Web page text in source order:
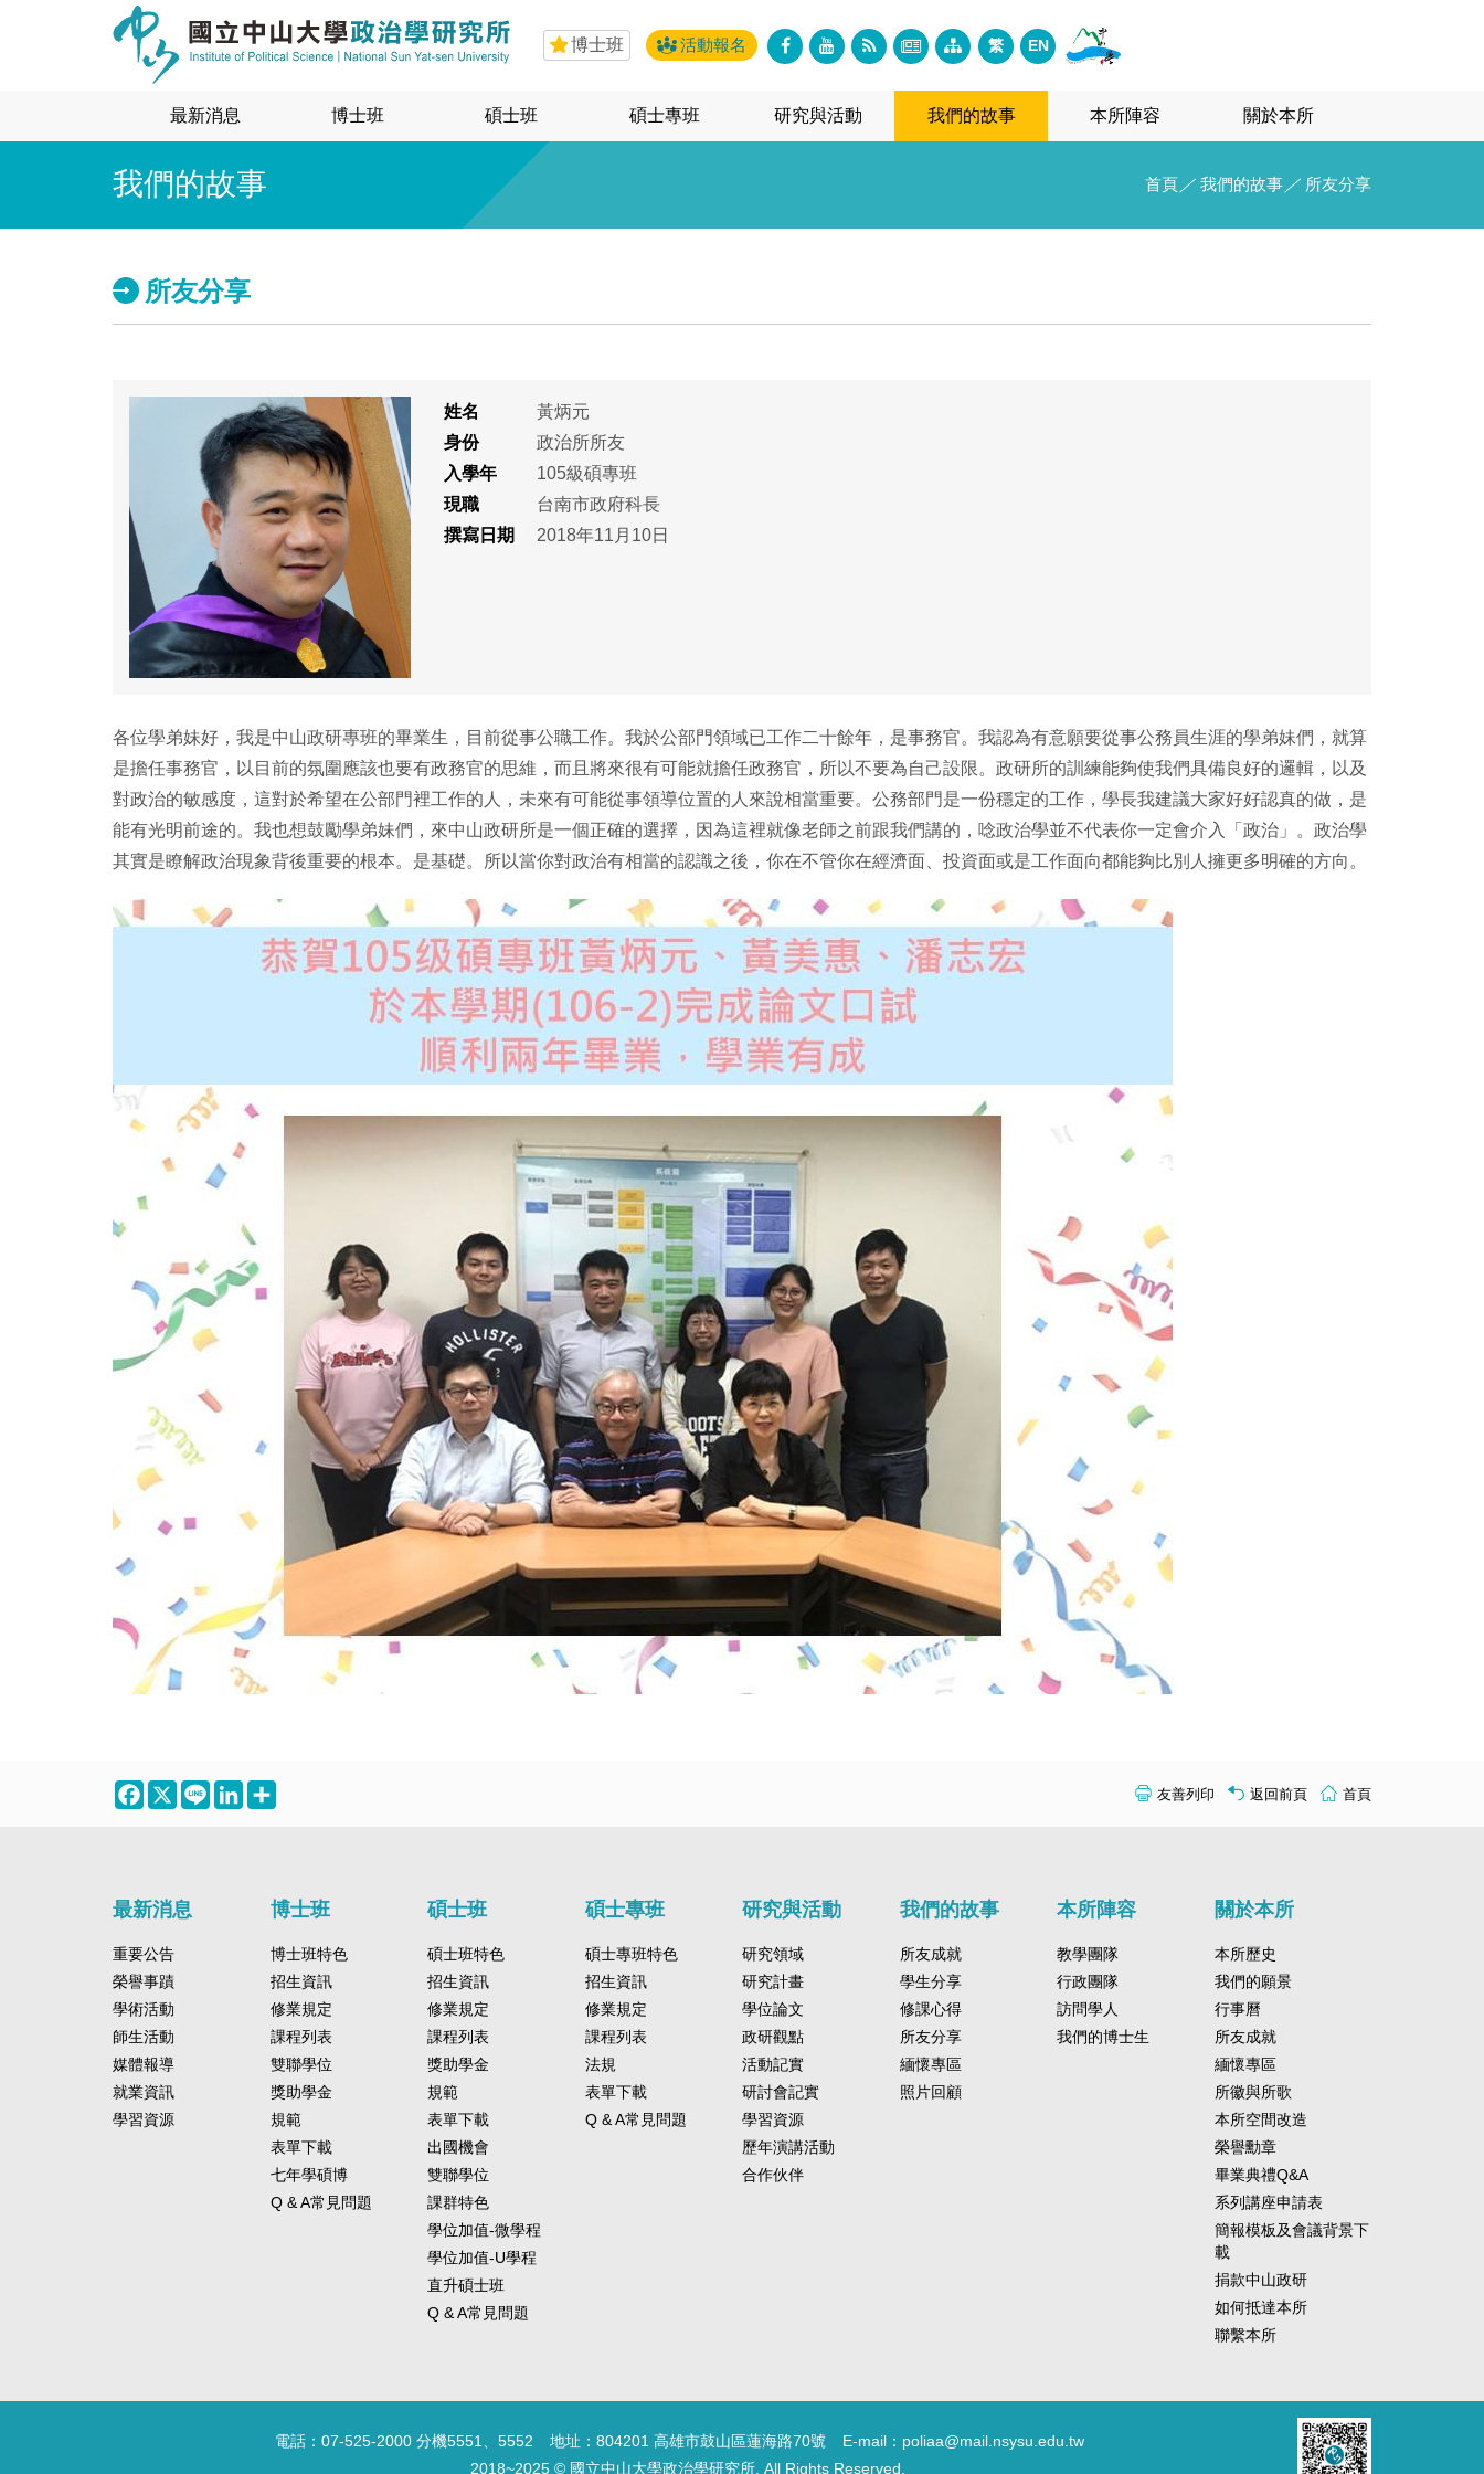
博士班 活動報名 繁 EN
最新消息 博士班 碩士班 碩士專班 研究與活動 我們的故事 本所陣容 關於本所
我們的故事 首頁 ／ 我們的故事 ／ 所友分享
所友分享
姓名
黃炳元
身份
政治所所友
入學年
105級碩專班
現職
台南市政府科長
撰寫日期
2018年11月10日
各位學弟妹好，我是中山政研專班的畢業生，目前從事公職工作。我於公部門領域已工作二十餘年，是事務官。我認為有意願要從事公務員生涯的學弟妹們，就算
是擔任事務官，以目前的氛圍應該也要有政務官的思維，而且將來很有可能就擔任政務官，所以不要為自己設限。政研所的訓練能夠使我們具備良好的邏輯，以及
對政治的敏感度，這對於希望在公部門裡工作的人，未來有可能從事領導位置的人來說相當重要。公務部門是一份穩定的工作，學長我建議大家好好認真的做，是
能有光明前途的。我也想鼓勵學弟妹們，來中山政研所是一個正確的選擇，因為這裡就像老師之前跟我們講的，唸政治學並不代表你一定會介入「政治」。政治學
其實是瞭解政治現象背後重要的根本。是基礎。所以當你對政治有相當的認識之後，你在不管你在經濟面、投資面或是工作面向都能夠比別人擁更多明確的方向。
Facebook
X Line LinkedIn 友善列印 返回前頁 首頁
最新消息
重要公告
榮譽事蹟
學術活動
師生活動
媒體報導
就業資訊
學習資源
博士班
博士班特色
招生資訊
修業規定
課程列表
雙聯學位
獎助學金
規範
表單下載
七年學碩博
Q & A常見問題
碩士班
碩士班特色
招生資訊
修業規定
課程列表
獎助學金
規範
表單下載
出國機會
雙聯學位
課群特色
學位加值-微學程
學位加值-U學程
直升碩士班
Q & A常見問題
碩士專班
碩士專班特色
招生資訊
修業規定
課程列表
法規
表單下載
Q & A常見問題
研究與活動
研究領域
研究計畫
學位論文
政研觀點
活動記實
研討會記實
學習資源
歷年演講活動
合作伙伴
我們的故事
所友成就
學生分享
修課心得
所友分享
緬懷專區
照片回顧
本所陣容
教學團隊
行政團隊
訪問學人
我們的博士生
關於本所
本所歷史
我們的願景
行事曆
所友成就
緬懷專區
所徽與所歌
本所空間改造
榮譽勳章
畢業典禮Q&A
系列講座申請表
簡報模板及會議背景下
載
捐款中山政研
如何抵達本所
聯繫本所
電話：07-525-2000 分機5551、5552 地址：804201 高雄市鼓山區蓮海路70號
E-mail：poliaa@mail.nsysu.edu.tw
2018~2025 © 國立中山大學政治學研究所. All Rights Reserved.